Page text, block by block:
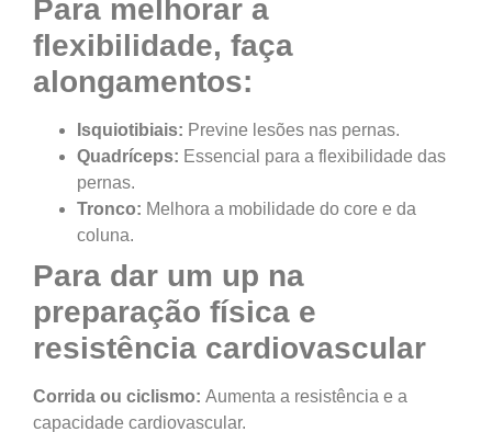
Para melhorar a
flexibilidade, faça
alongamentos:
Isquiotibiais: Previne lesões nas pernas.
Quadríceps: Essencial para a flexibilidade das
pernas.
Tronco: Melhora a mobilidade do core e da
coluna.
Para dar um up na
preparação física e
resistência cardiovascular
Corrida ou ciclismo: Aumenta a resistência e a
capacidade cardiovascular.